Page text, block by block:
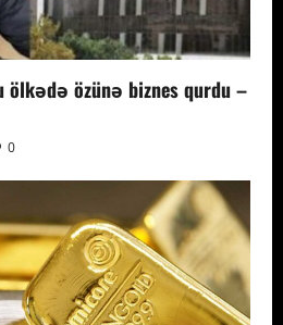
ölkədə özünə biznes qurdu –
0